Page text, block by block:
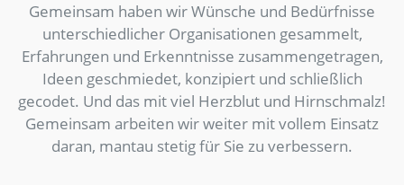
Gemeinsam haben wir Wünsche und Bedürfnisse
unterschiedlicher Organisationen gesammelt,
Erfahrungen und Erkenntnisse zusammengetragen,
Ideen geschmiedet, konzipiert und schließlich
gecodet. Und das mit viel Herzblut und Hirnschmalz!
Gemeinsam arbeiten wir weiter mit vollem Einsatz
daran, mantau stetig für Sie zu verbessern.